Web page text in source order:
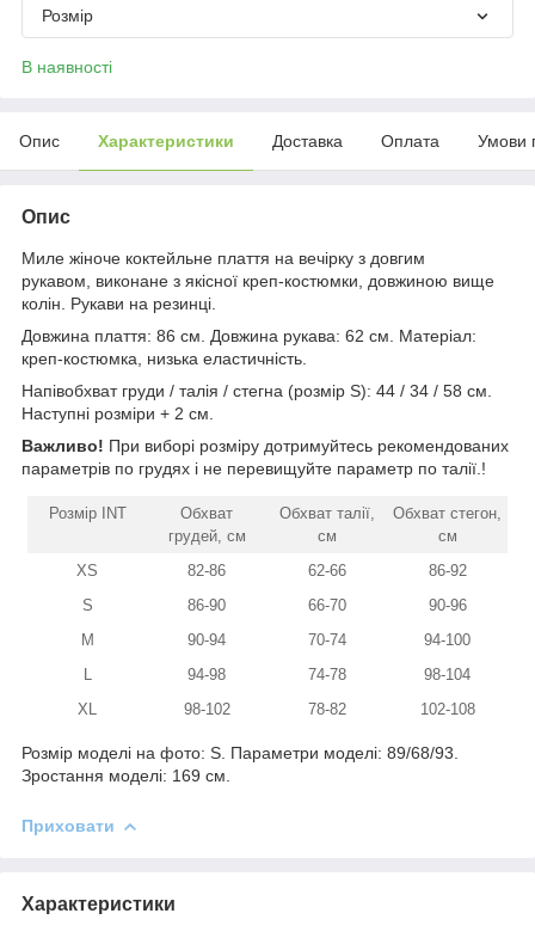
Розмір
В наявності
Опис Характеристики Доставка Оплата Умови
Опис
Миле жіноче коктейльне плаття на вечірку з довгим
рукавом, виконане з якісної креп-костюмки, довжиною вище
колін. Рукави на резинці.
Довжина плаття: 86 см. Довжина рукава: 62 см. Матеріал:
креп-костюмка, низька еластичність.
Напівобхват груди / талія / стегна (розмір S): 44 / 34 / 58 см.
Наступні розміри + 2 см.
Важливо! При виборі розміру дотримуйтесь рекомендованих
параметрів по грудях і не перевищуйте параметр по талії.!
Розмір INT
Обхват
грудей, см
Обхват талії,
см
Обхват стегон,
см
XS
82-86 62-66
86-92
S
86-90 66-70
90-96
M
90-94 70-74
94-100
94-98 74-78
98-104
XL
98-102 78-82 102-108
Розмір моделі на фото: S. Параметри моделі: 89/68/93.
Зростання моделі: 169 см.
Приховати
Характеристики